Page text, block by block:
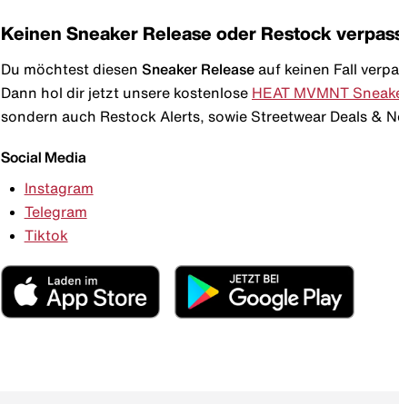
Keinen Sneaker Release oder Restock
Du möchtest diesen Sneaker Release auf keinen Fall
Dann hol dir jetzt unsere kostenlose HEAT MVMNT
sondern auch Restock Alerts, sowie Streetwear Deals &
Social Media
Instagram
Telegram
Tiktok